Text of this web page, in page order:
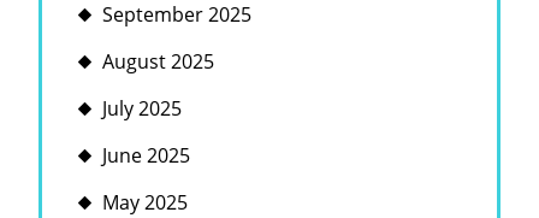
September 2025
August 2025
July 2025
June 2025
May 2025